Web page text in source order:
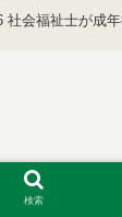
社会福祉士が成
検索